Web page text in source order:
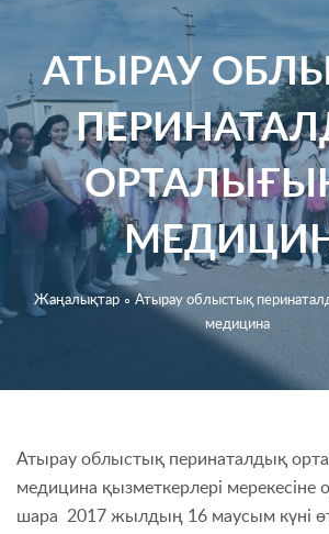
АТЫРАУ
Жаңалықтар∘Атырау облыстық
медицина
Атырау облыстық перинаталдық
медицина қызметкерлері мерекесіне
шара 2017 жылдың 16 маусым күні